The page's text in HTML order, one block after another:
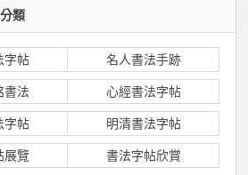
類
字帖 名人書法手跡
書法 心經書法字帖
字帖 明清書法字帖
展覽 書法字帖欣賞